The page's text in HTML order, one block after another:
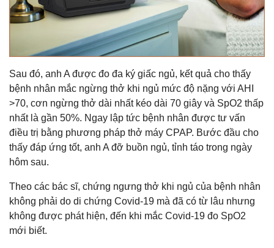
Sau đó, anh A được đo đa ký giấc ngủ, kết quả cho thấy
bệnh nhân mắc ngừng thở khi ngủ mức độ nặng với AHI
>70, cơn ngừng thở dài nhất kéo dài 70 giây và SpO2 thấp
nhất là gần 50%. Ngay lập tức bệnh nhân được tư vấn
điều trị bằng phương pháp thở máy CPAP. Bước đầu cho
thấy đáp ứng tốt, anh A đỡ buồn ngủ, tỉnh táo trong ngày
hôm sau.
Theo các bác sĩ, chứng ngưng thở khi ngủ của bệnh nhân
không phải do di chứng Covid-19 mà đã có từ lâu nhưng
không được phát hiện, đến khi mắc Covid-19 đo SpO2
mới biết.